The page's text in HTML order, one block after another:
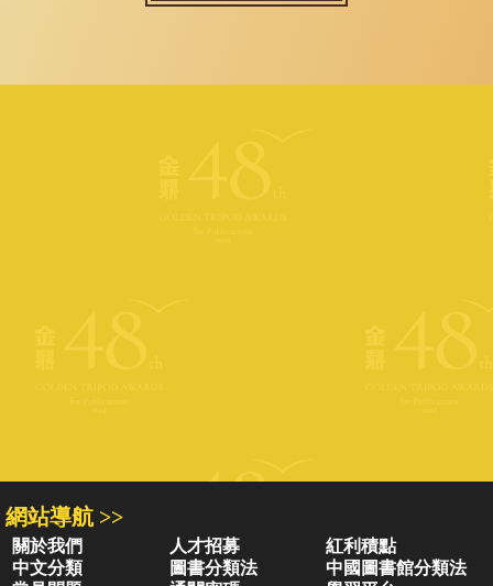
網站導航 >>
關於我們 人才招募
紅利積點
中文分類
圖書分類法
中國圖書館分類法